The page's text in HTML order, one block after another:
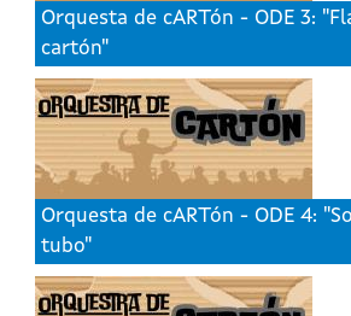
Orquesta de cARTón - ODE 3:
cartón"
Orquesta de cARTón - ODE 4:
tubo"